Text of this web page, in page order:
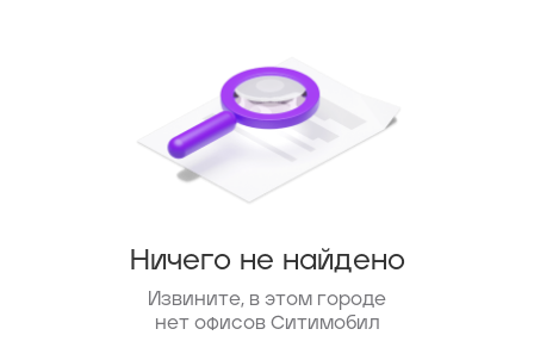
Ничего не найдено
Извините, в этом городе
нет офисов Ситимобил